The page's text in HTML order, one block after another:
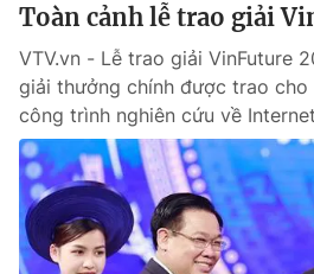
Phó Tổng Biên tập: Nguyễn Thị Mỹ
Nguyễn Trọng Ninh
Tổng đài VTV:024.38 355 931 -
Ðiện thoại Thời báo VTV: 024.66 897
Email:toasoan@vtv.vn
Liên hệ quảng cáo:024-7300.7108
Toàn cảnh lễ trao giải
VTV.vn - Lễ trao giải VinFuture
giải thưởng chính được trao cho
công trình nghiên cứu về